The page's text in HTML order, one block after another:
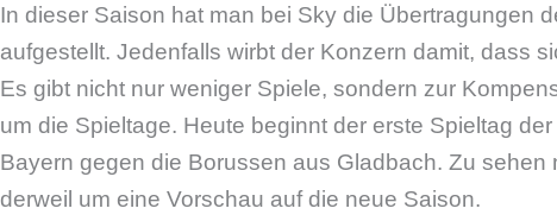
In dieser Saison hat man bei Sky die Übertragungen
aufgestellt. Jedenfalls wirbt der Konzern damit, dass
Es gibt nicht nur weniger Spiele, sondern zur
um die Spieltage. Heute beginnt der erste Spieltag
Bayern gegen die Borussen aus Gladbach. Zu sehen
derweil um eine Vorschau auf die neue Saison.